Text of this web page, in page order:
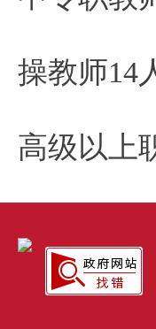
操教师14
高级以上